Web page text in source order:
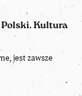
Kultura
jest zawsze